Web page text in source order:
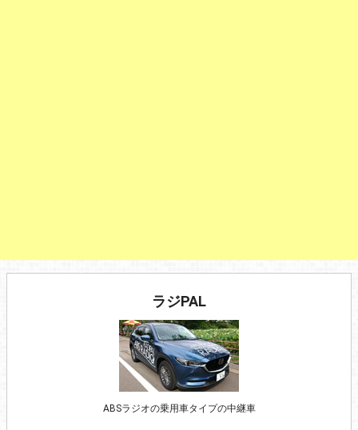
ラジPAL
ABSラジオの乗用車タイプの中継車